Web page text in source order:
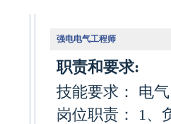
强电电气工程师
职责和要求:
技能要求： 电
岗位职责： 1、